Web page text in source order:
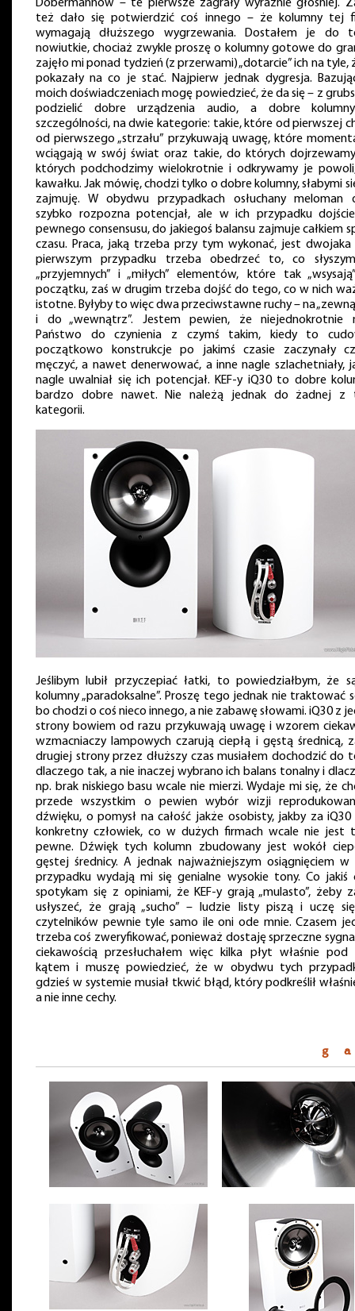
Dobermannów – te pierwsze zagrały wyraźnie głośniej.
też dało się potwierdzić coś innego – że kolumny tej
wymagają dłuższego wygrzewania. Dostałem je do
nowiutkie, chociaż zwykle proszę o kolumny gotowe do
zajęło mi ponad tydzień (z przerwami) „dotarcie” ich na tyle,
pokazały na co je stać. Najpierw jednak dygresja.
moich doświadczeniach mogę powiedzieć, że da się – z
podzielić dobre urządzenia audio, a dobre
szczególności, na dwie kategorie: takie, które od pierwszej
od pierwszego „strzału” przykuwają uwagę, które
wciągają w swój świat oraz takie, do których
których podchodzimy wielokrotnie i odkrywamy je
kawałku. Jak mówię, chodzi tylko o dobre kolumny, słabymi
zajmuję. W obydwu przypadkach osłuchany meloman
szybko rozpozna potencjał, ale w ich przypadku
pewnego consensusu, do jakiegoś balansu zajmuje całkiem
czasu. Praca, jaką trzeba przy tym wykonać, jest
pierwszym przypadku trzeba obedrzeć to, co
„przyjemnych” i „miłych” elementów, które tak
początku, zaś w drugim trzeba dojść do tego, co w nich
istotne. Byłyby to więc dwa przeciwstawne ruchy – na
i do „wewnątrz”. Jestem pewien, że niejednokrotnie
Państwo do czynienia z czymś takim, kiedy to
początkowo konstrukcje po jakimś czasie zaczynały
męczyć, a nawet denerwować, a inne nagle szlachetniały,
nagle uwalniał się ich potencjał. KEF-y iQ30 to dobre
bardzo dobre nawet. Nie należą jednak do żadnej z
kategorii.
Jeślibym lubił przyczepiać łatki, to powiedziałbym, że
kolumny „paradoksalne”. Proszę tego jednak nie traktować
bo chodzi o coś nieco innego, a nie zabawę słowami. iQ30 z
strony bowiem od razu przykuwają uwagę i wzorem
wzmacniaczy lampowych czarują ciepłą i gęstą średnicą,
drugiej strony przez dłuższy czas musiałem dochodzić do
dlaczego tak, a nie inaczej wybrano ich balans tonalny i
np. brak niskiego basu wcale nie mierzi. Wydaje mi się, że
przede wszystkim o pewien wybór wizji
dźwięku, o pomysł na całość jakże osobisty, jakby za iQ30
konkretny człowiek, co w dużych firmach wcale nie jest
pewne. Dźwięk tych kolumn zbudowany jest wokół
gęstej średnicy. A jednak najważniejszym osiągnięciem
przypadku wydają mi się genialne wysokie tony. Co jakiś
spotykam się z opiniami, że KEF-y grają „mulasto”, żeby
usłyszeć, że grają „sucho” – ludzie listy piszą i uczę
czytelników pewnie tyle samo ile oni ode mnie. Czasem
trzeba coś zweryfikować, ponieważ dostaję sprzeczne
ciekawością przesłuchałem więc kilka płyt właśnie
kątem i muszę powiedzieć, że w obydwu tych
gdzieś w systemie musiał tkwić błąd, który podkreślił
a nie inne cechy.
g